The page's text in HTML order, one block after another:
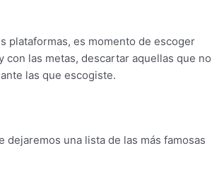
plataformas, es momento de escoger
las metas, descartar aquellas que no
las que escogiste.
dejaremos una lista de las más famosas